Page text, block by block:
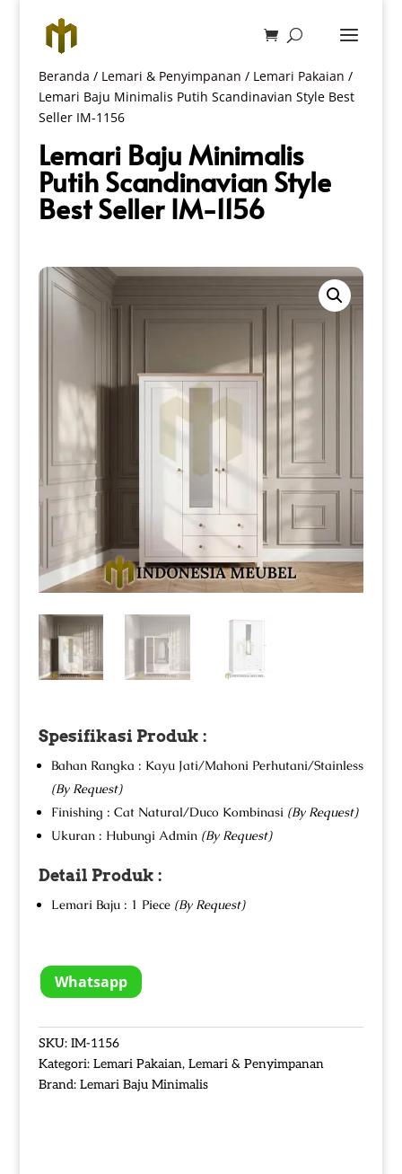
Beranda / Lemari & Penyimpanan / Lemari Pakaian /
Lemari Baju Minimalis Putih Scandinavian Style Best
Seller IM-1156
Lemari Baju Minimalis
Putih Scandinavian Style
Best Seller IM-1156
Spesifikasi Produk :
Bahan Rangka : Kayu Jati/Mahoni Perhutani/Stainless
(By Request)
Finishing : Cat Natural/Duco Kombinasi (By Request)
Ukuran : Hubungi Admin (By Request)
Detail Produk :
Lemari Baju : 1 Piece (By Request)
Whatsapp
SKU: IM-1156
Kategori: Lemari Pakaian, Lemari & Penyimpanan
Brand: Lemari Baju Minimalis